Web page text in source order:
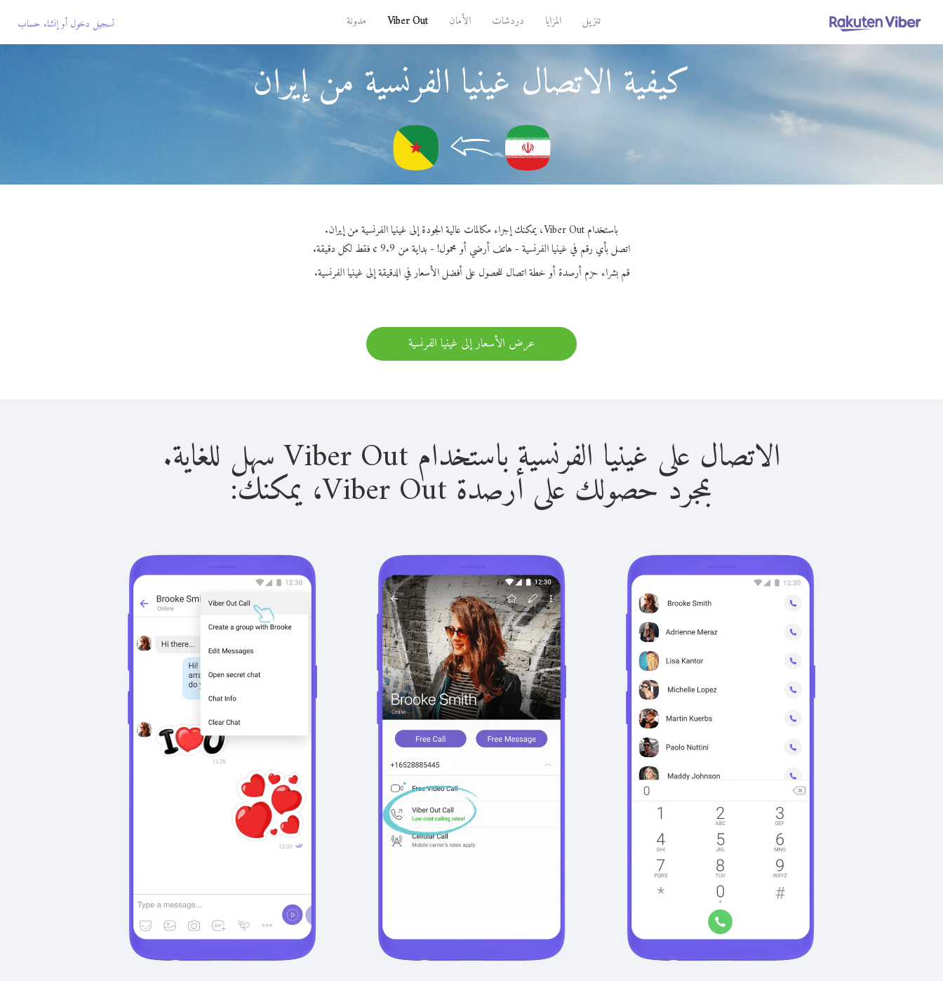
تنزيل المزايا دردشات الأمان Viber Out مدونة تسجيل دخول أوإنشاء حساب
كيفية الاتصال غينيا الفرنسية من إيران
باستخدام Viber Out، يمكنك إجراء مكالمات عالية الجودة إلى غينيا الفرنسية من إيران.
اتصل بأي رقم في غينيا الفرنسية - هاتف أرضي أو محمول! - بداية من 9.9 ¢ فقط لكل دقيقة.
قم بشراء حزم أرصدة أو خطة اتصال للحصول على أفضل الأسعار في الدقيقة إلى غينيا الفرنسية.
عرض الأسعار إلى غينيا الفرنسية
الاتصال على غينيا الفرنسية باستخدام Viber Out سهل للغاية.
بمجرد حصولك على أرصدة Viber Out، يمكنك: